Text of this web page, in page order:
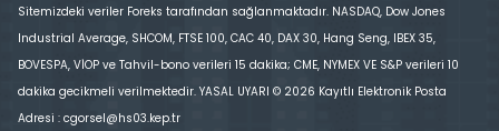
Sitemizdeki veriler Foreks tarafından sağlanmaktadır. NASDAQ, Dow Jones
Industrial Average, SHCOM, FTSE 100, CAC 40, DAX 30, Hang Seng, IBEX 35,
BOVESPA, VİOP ve Tahvil-bono verileri 15 dakika; CME, NYMEX VE S&P verileri 10
dakika gecikmeli verilmektedir. YASAL UYARI © 2026 Kayıtlı Elektronik Posta
Adresi : cgorsel@hs03.kep.tr